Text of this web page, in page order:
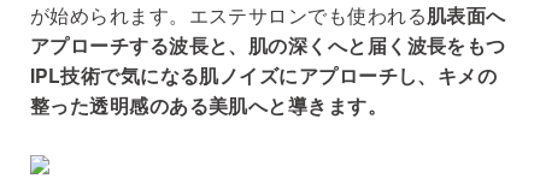
が始められます。エステサロンでも使われる肌表面へ
アプローチする波長と、肌の深くへと届く波長をもつ
IPL技術で気になる肌ノイズにアプローチし、キメの
整った透明感のある美肌へと導きます。